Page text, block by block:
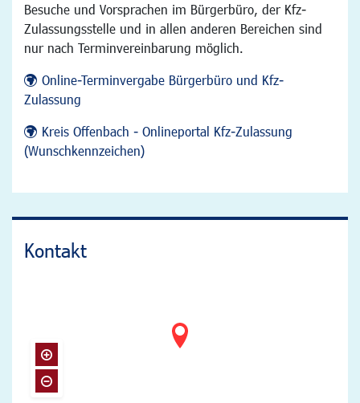
Besuche und Vorsprachen im Bürgerbüro, der Kfz-
Zulassungsstelle und in allen anderen Bereichen sind
nur nach Terminvereinbarung möglich.
Online-Terminvergabe Bürgerbüro und Kfz-
Zulassung
Kreis Offenbach - Onlineportal Kfz-Zulassung
(Wunschkennzeichen)
Kontakt